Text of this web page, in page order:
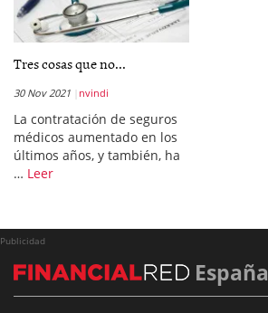
Tres cosas que no...
30 Nov 2021 nvindi
La contratación de seguros
médicos aumentado en los
últimos años, y también, ha
… Leer
Publicidad
España